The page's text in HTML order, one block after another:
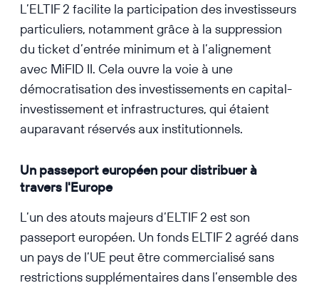
L’ELTIF 2 facilite la participation des investisseurs
particuliers, notamment grâce à la suppression
du ticket d’entrée minimum et à l’alignement
avec MiFID II. Cela ouvre la voie à une
démocratisation des investissements en capital-
investissement et infrastructures, qui étaient
auparavant réservés aux institutionnels.
Un passeport européen pour distribuer à
travers l'Europe
L’un des atouts majeurs d’ELTIF 2 est son
passeport européen. Un fonds ELTIF 2 agréé dans
un pays de l’UE peut être commercialisé sans
restrictions supplémentaires dans l’ensemble des